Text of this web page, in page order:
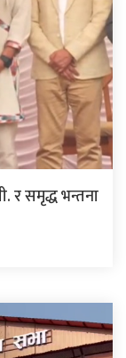
र समृद्ध भन्तना